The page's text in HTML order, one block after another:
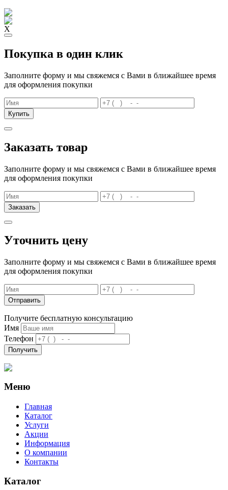
X
Покупка в один клик
Заполните форму и мы свяжемся с Вами в ближайшее время
для оформления покупки
Купить
Заказать товар
Заполните форму и мы свяжемся с Вами в ближайшее время
для оформления покупки
Заказать
Уточнить цену
Заполните форму и мы свяжемся с Вами в ближайшее время
для оформления покупки
Отправить
Получите бесплатную консультацию
Имя
Телефон
Получить
Меню
Главная
Каталог
Услуги
Акции
Информация
О компании
Контакты
Каталог